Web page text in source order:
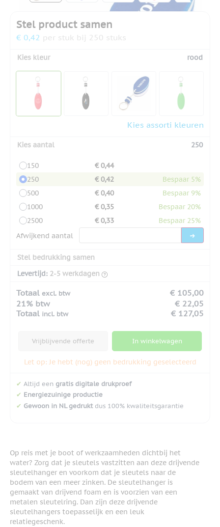
Stel product samen
€ 0,42 per stuk bij 250 stuks
Kies kleur rood
Kies assorti kleuren
Kies aantal 250
150
€ 0,44
250
€ 0,42
Bespaar 5%
500
€ 0,40
Bespaar 9%
1000
€ 0,35
Bespaar 20%
2500
€ 0,33
Bespaar 25%
Afwijkend aantal
Stel bedrukking samen
Levertijd: 2-5 werkdagen
Totaal excl. btw
€ 105,00
21% btw
€ 22,05
Totaal incl. btw € 127,05
Vrijblijvende offerte In winkelwagen
Let op: Je hebt (nog) geen bedrukking geselecteerd
✔ Altijd een gratis digitale drukproef
✔ Energiezuinige productie
✔ Gewoon in NL gedruktdus 100% kwaliteitsgarantie
Op reis met je boot of werkzaamheden dichtbij het
water? Zorg dat je sleutels vastzitten aan deze drijvende
sleutelhanger en voorkom dat je sleutels naar de
bodem van een meer zinken. De sleutelhanger is
gemaakt van drijvend foam en is voorzien van een
metalen sleutelring. Dan zijn deze drijvende
sleutelhangers toepasselijk en een leuk
relatiegeschenk.